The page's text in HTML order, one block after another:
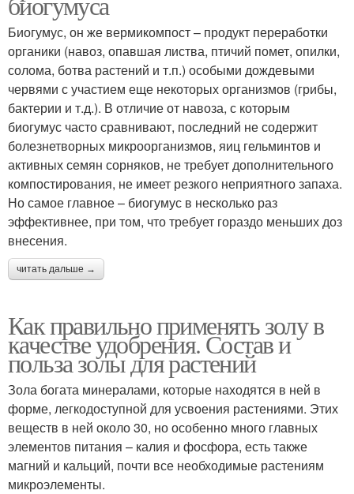
Биогумус, он же вермикомпост – продукт переработки
органики (навоз, опавшая листва, птичий помет, опилки,
солома, ботва растений и т.п.) особыми дождевыми
червями с участием еще некоторых организмов (грибы,
бактерии и т.д.). В отличие от навоза, с которым
биогумус часто сравнивают, последний не содержит
болезнетворных микроорганизмов, яиц гельминтов и
активных семян сорняков, не требует дополнительного
компостирования, не имеет резкого неприятного запаха.
Но самое главное – биогумус в несколько раз
эффективнее, при том, что требует гораздо меньших доз
внесения.
читать дальше →
Как правильно применять золу в
качестве удобрения. Состав и
польза золы для растений
Зола богата минералами, которые находятся в ней в
форме, легкодоступной для усвоения растениями. Этих
веществ в ней около 30, но особенно много главных
элементов питания – калия и фосфора, есть также
магний и кальций, почти все необходимые растениям
микроэлементы.